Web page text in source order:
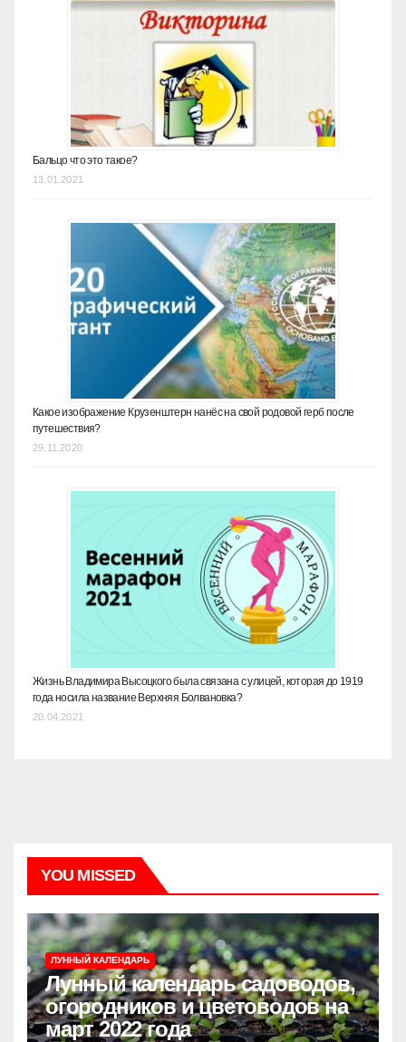
Бальцо что это такое?
13.01.2021
Какое изображение Крузенштерн нанёс на свой родовой герб после
путешествия?
29.11.2020
Жизнь Владимира Высоцкого была связана с улицей, которая до 1919
года носила название Верхняя Болвановка?
20.04.2021
YOU MISSED
ЛУННЫЙ КАЛЕНДАРЬ
Лунный календарь садоводов,
огородников и цветоводов на
март 2022 года